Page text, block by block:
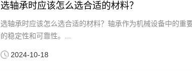
选轴承时应该怎么选合适的材料？
选轴承时应该怎么选合适的材料？轴承作为机械设备中的
的稳定性和可靠性。...
2024-10-18